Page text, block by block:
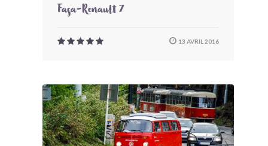
Fasa-Renault 7
13 AVRIL 2016